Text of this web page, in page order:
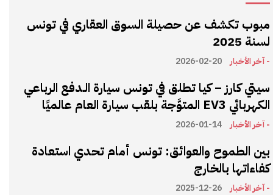
مبوب تكشف عن حصيلة السوق العقاري في تونس
لسنة 2025
- آخر الأخبار 2026-02-20
سيتي كارز – كيا تطلق في تونس سيارة الـدفع الرباعي
الكهربائي EV3 المتوَّجة بلقب سيارة العام عالميًا
- آخر الأخبار 2026-01-14
بين الطموح والعوائق: تونس أمام تحدي استعادة
كفاءاتها بالخارج
- آخر الأخبار 2025-12-26